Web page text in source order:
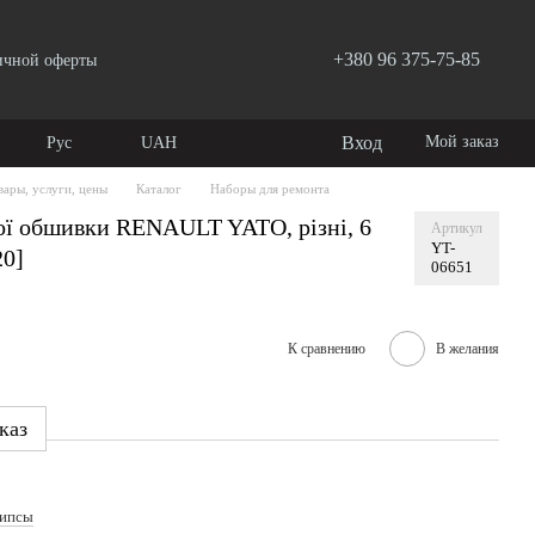
оферты
+380 96 375-75-85
Рус UAH Вход Мой заказ
услуги, цены Каталог Наборы для ремонта
обшивки RENAULT YATO, різні, 6
Артикул
YT-
06651
К сравнению В желания